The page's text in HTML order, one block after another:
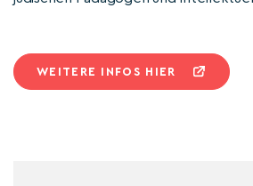
WEITERE INFOS HIER